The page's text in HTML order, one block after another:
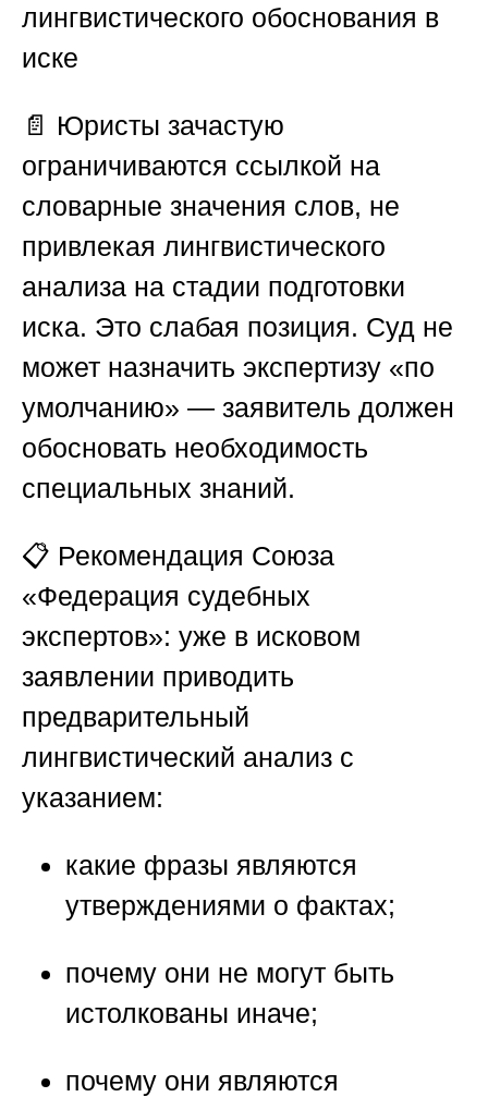
лингвистического обоснования в
иске
📄 Юристы зачастую
ограничиваются ссылкой на
словарные значения слов, не
привлекая лингвистического
анализа на стадии подготовки
иска. Это слабая позиция. Суд не
может назначить экспертизу «по
умолчанию» — заявитель должен
обосновать необходимость
специальных знаний.
📋 Рекомендация Союза
«Федерация судебных
экспертов»: уже в исковом
заявлении приводить
предварительный
лингвистический анализ с
указанием:
какие фразы являются
утверждениями о фактах;
почему они не могут быть
истолкованы иначе;
почему они являются